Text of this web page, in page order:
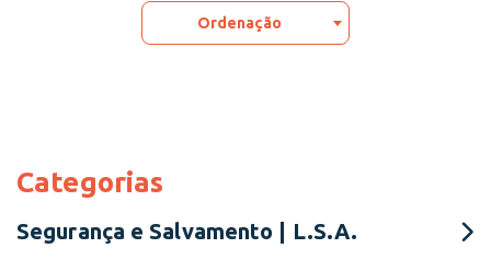
Ordenação
Categorias
Segurança e Salvamento | L.S.A.